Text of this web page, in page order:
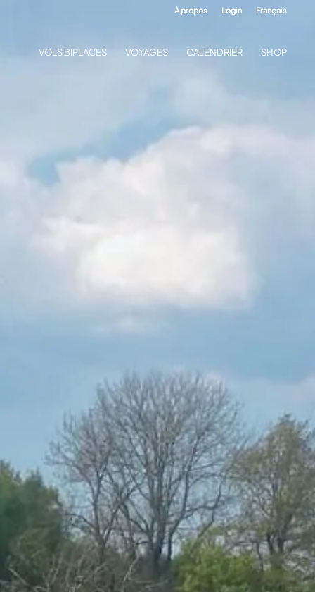
À propos Login Français
VOLS BIPLACES VOYAGES CALENDRIER SHOP